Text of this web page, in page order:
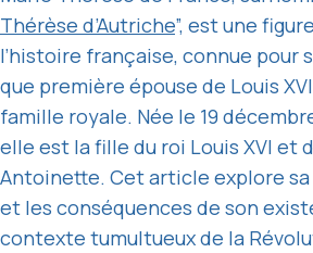
Thérèse d’Autriche”, est une
l’histoire française, connue pour
que première épouse de Louis
famille royale. Née le 19
elle est la fille du roi Louis XVI et
Antoinette. Cet article explore
et les conséquences de son
contexte tumultueux de la